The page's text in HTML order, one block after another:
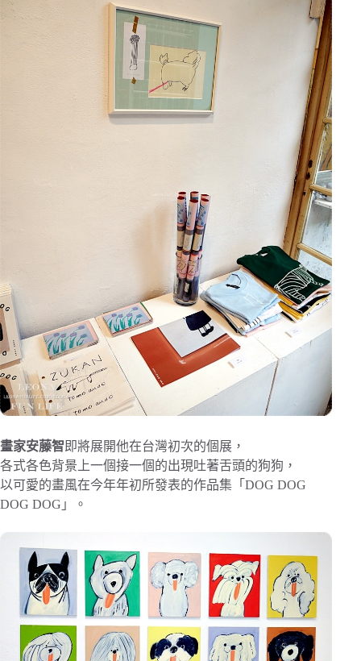
畫家安藤智 即將展開他在台灣初次的個展，
各式各色背景上一個接一個的出現吐著舌頭的狗狗，
以可愛的畫風在今年年初所發表的作品集「DOG DOG
DOG DOG」。